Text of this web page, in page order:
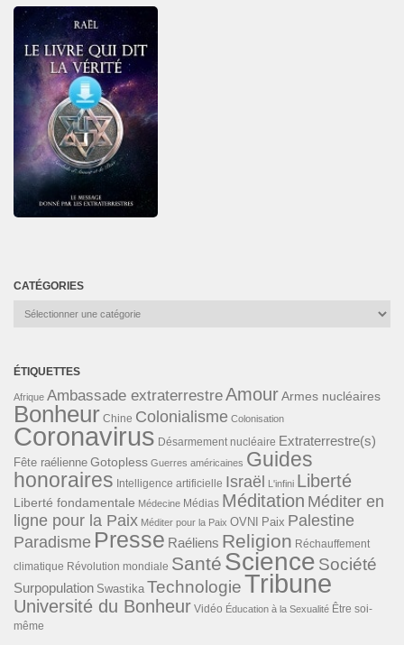
CATÉGORIES
Catégories
ÉTIQUETTES
Afrique Ambassade extraterrestreAmourArmes nucléaires
Bonheur Chine Colonialisme Colonisation
Coronavirus Désarmement nucléaire Extraterrestre(s)
Fête raélienne Gotopless Guerres américaines Guides
honoraires Intelligence artificielle Israël L'infini Liberté
Liberté fondamentale Médecine Médias Méditation Méditer en
ligne pour la Paix Méditer pour la Paix OVNI Paix Palestine
Paradisme Presse Raéliens Religion Réchauffement
climatique Révolution mondiale Santé Science Société
Surpopulation Swastika TechnologieTribune
Université du Bonheur Vidéo Éducation à la Sexualité Être soi-
même